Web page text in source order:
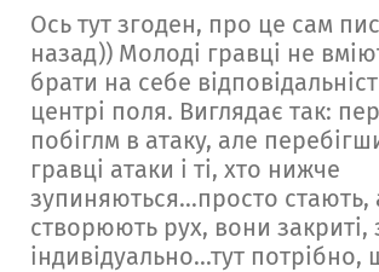
Ось тут згоден, про це сам
назад)) Молоді гравці не
брати на себе
центрі поля. Виглядає так:
побіглм в атаку, але
гравці атаки і ті, хто нижче
зупиняються...просто стають,
створюють рух, вони
індивідуально...тут потрібно,